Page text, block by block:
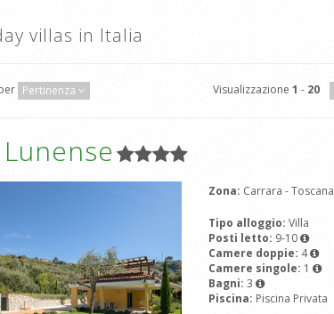
villas in Italia
Pertinenza Visualizzazione 1 - 20
Zona: Carrara - Toscana
Tipo alloggio: Villa
Posti letto: 9-10
Camere doppie: 4
Camere singole: 1
Bagni: 3
Piscina: Piscina Privata